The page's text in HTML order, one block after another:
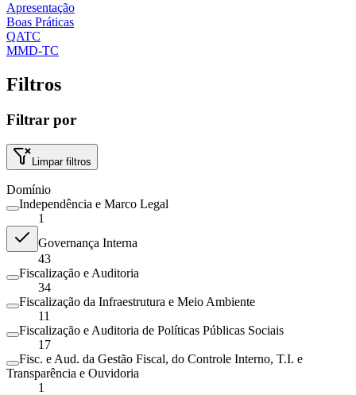
Apresentação
Boas Práticas
QATC
MMD-TC
Filtros
Filtrar por
Limpar filtros
Domínio
Independência e Marco Legal
1
Governança Interna
43
Fiscalização e Auditoria
34
Fiscalização da Infraestrutura e Meio Ambiente
11
Fiscalização e Auditoria de Políticas Públicas Sociais
17
Fisc. e Aud. da Gestão Fiscal, do Controle Interno, T.I. e
Transparência e Ouvidoria
1